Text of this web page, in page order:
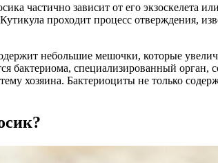
частично зависит от его экзоскелета
проходит процесс отверждения,
небольшие мешочки, которые
бактериома, специализированный
хозяина. Бактериоциты не только